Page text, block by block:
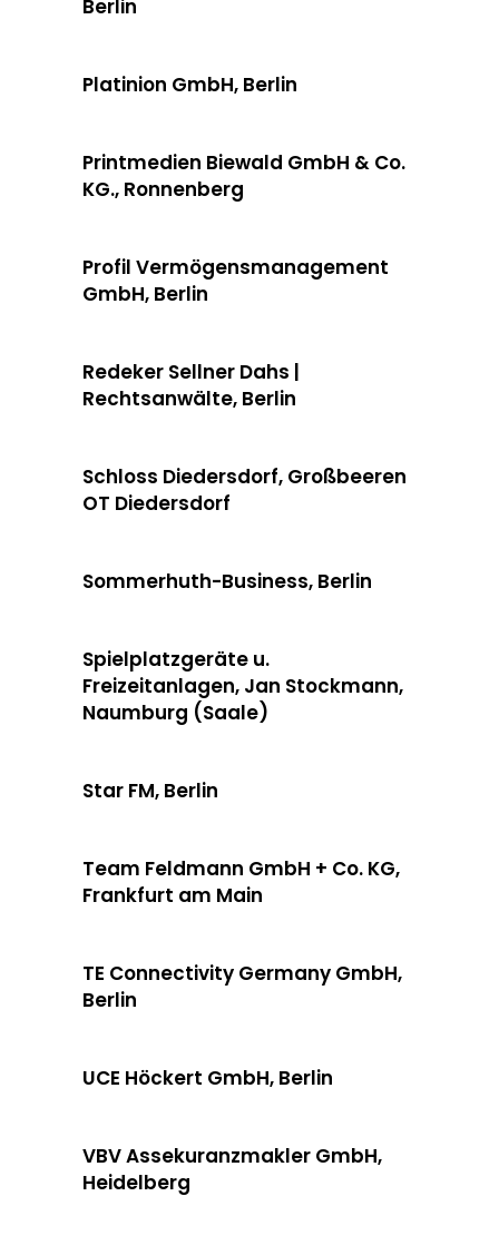
Berlin
Platinion GmbH, Berlin
Printmedien Biewald GmbH & Co.
KG., Ronnenberg
Profil Vermögensmanagement
GmbH, Berlin
Redeker Sellner Dahs |
Rechtsanwälte, Berlin
Schloss Diedersdorf, Großbeeren
OT Diedersdorf
Sommerhuth-Business, Berlin
Spielplatzgeräte u.
Freizeitanlagen, Jan Stockmann,
Naumburg (Saale)
Star FM, Berlin
Team Feldmann GmbH + Co. KG,
Frankfurt am Main
TE Connectivity Germany GmbH,
Berlin
UCE Höckert GmbH, Berlin
VBV Assekuranzmakler GmbH,
Heidelberg